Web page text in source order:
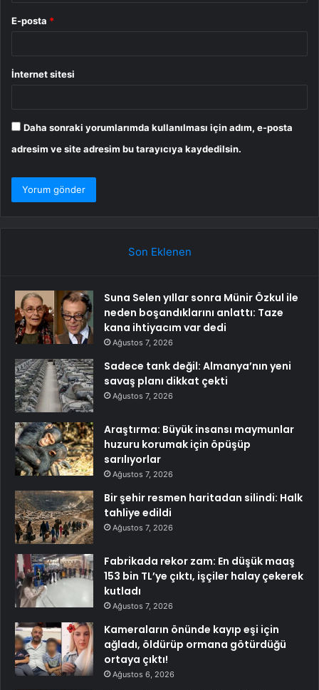
E-posta *
İnternet sitesi
Daha sonraki yorumlarımda kullanılması için adım, e-posta
adresim ve site adresim bu tarayıcıya kaydedilsin.
Son Eklenen
Suna Selen yıllar sonra Münir Özkul ile
neden boşandıklarını anlattı: Taze
kana ihtiyacım var dedi
Ağustos 7, 2026
Sadece tank değil: Almanya’nın yeni
savaş planı dikkat çekti
Ağustos 7, 2026
Araştırma: Büyük insansı maymunlar
huzuru korumak için öpüşüp
sarılıyorlar
Ağustos 7, 2026
Bir şehir resmen haritadan silindi: Halk
tahliye edildi
Ağustos 7, 2026
Fabrikada rekor zam: En düşük maaş
153 bin TL’ye çıktı, işçiler halay çekerek
kutladı
Ağustos 7, 2026
Kameraların önünde kayıp eşi için
ağladı, öldürüp ormana götürdüğü
ortaya çıktı!
Ağustos 6, 2026